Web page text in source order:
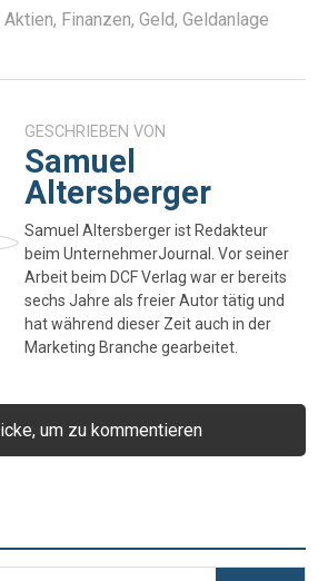
Aktien, Finanzen, Geld, Geldanlage
GESCHRIEBEN VON
Samuel
Altersberger
Samuel Altersberger ist Redakteur
beim UnternehmerJournal. Vor seiner
Arbeit beim DCF Verlag war er bereits
sechs Jahre als freier Autor tätig und
hat während dieser Zeit auch in der
Marketing Branche gearbeitet.
um zu kommentieren